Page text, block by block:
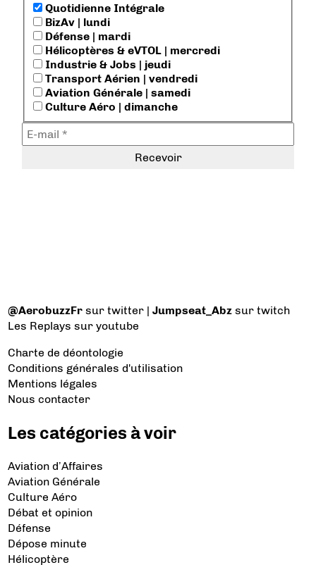
Quotidienne Intégrale
BizAv | lundi
Défense | mardi
Hélicoptères & eVTOL | mercredi
Industrie & Jobs | jeudi
Transport Aérien | vendredi
Aviation Générale | samedi
Culture Aéro | dimanche
@AerobuzzFr sur twitter |Jumpseat_Abz sur twitch
Les Replays sur youtube
Charte de déontologie
Conditions générales d'utilisation
Mentions légales
Nous contacter
Les catégories à voir
Aviation d’Affaires
Aviation Générale
Culture Aéro
Débat et opinion
Défense
Dépose minute
Hélicoptère